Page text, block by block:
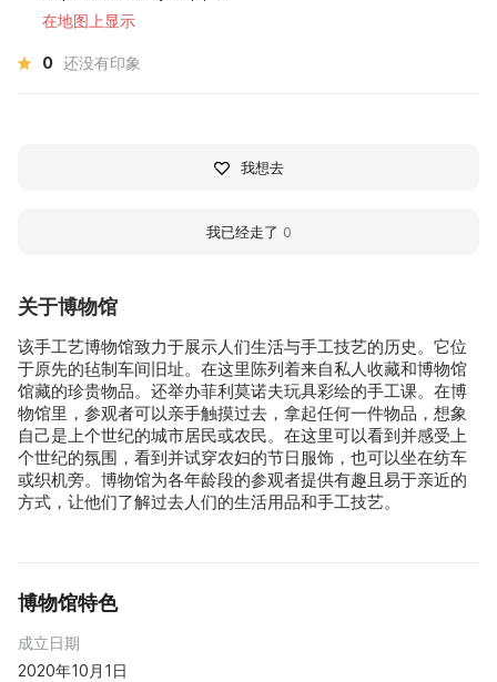
关于博物馆
该手工艺博物馆致力于展示人们生活与手工技艺的历史。它位
于原先的毡制车间旧址。在这里陈列着来自私人收藏和博物馆
馆藏的珍贵物品。还举办菲利莫诺夫玩具彩绘的手工课。在博
物馆里，参观者可以亲手触摸过去，拿起任何一件物品，想象
自己是上个世纪的城市居民或农民。在这里可以看到并感受上
个世纪的氛围，看到并试穿农妇的节日服饰，也可以坐在纺车
或织机旁。博物馆为各年龄段的参观者提供有趣且易于亲近的
方式，让他们了解过去人们的生活用品和手工技艺。
博物馆特色
成立日期
2020年10月1日
在地图上显示
0 还没有印象
我想去
我已经走了 0